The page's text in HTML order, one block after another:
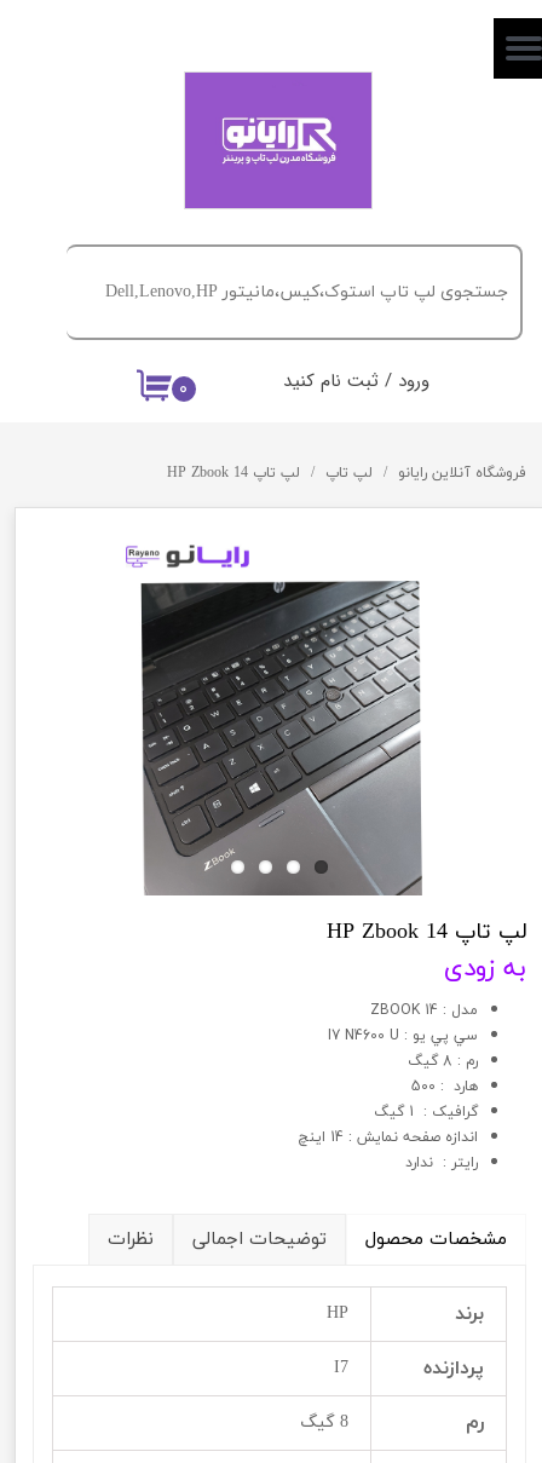
۰ ورود / ثبت نام کنید
حساب کاربری من
خروج از حساب کاربری
فروشگاه آنلاین رایانو لپ تاپ لپ تاپ HP Zbook 14
لپ تاپ HP Zbook 14
به زودی
مدل : ZBOOK 14
سي پي يو : I7 N4600 U
رم : 8 گیگ
هارد : 500
گرافيک : 1 گیگ
اندازه صفحه نمایش : 14 اینچ
رایتر : ندارد
مشخصات محصول توضیحات اجمالی نظرات
برند HP
پردازنده I7
رم 8 گیگ